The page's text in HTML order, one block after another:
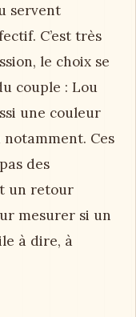
servent
C’est très
le choix se
couple : Lou
une couleur
Ces
des
un retour
mesurer si un
à dire, à